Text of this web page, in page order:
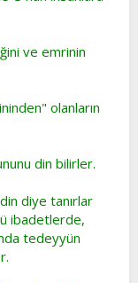
ve emrinin
olanların
din bilirler.
diye tanırlar
ibadetlerde,
tedeyyün